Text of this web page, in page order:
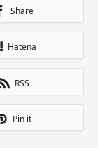
Share
Hatena
RSS
Pin it